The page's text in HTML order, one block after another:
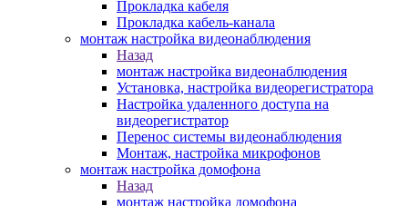
Прокладка кабеля
Прокладка кабель-канала
монтаж настройка видеонаблюдения
Назад
монтаж настройка видеонаблюдения
Установка, настройка видеорегистратора
Настройка удаленного доступа на
видеорегистратор
Перенос системы видеонаблюдения
Монтаж, настройка микрофонов
монтаж настройка домофона
Назад
монтаж настройка домофона